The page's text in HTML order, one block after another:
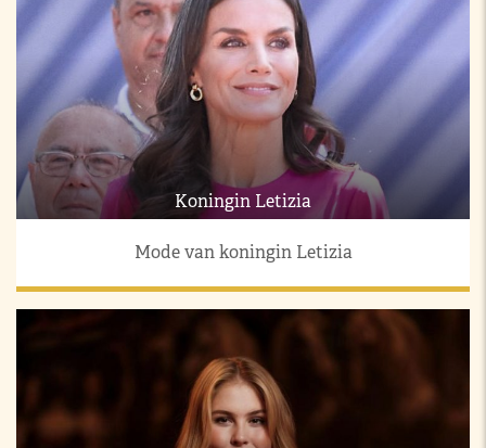
Koningin Letizia
Mode van koningin Letizia